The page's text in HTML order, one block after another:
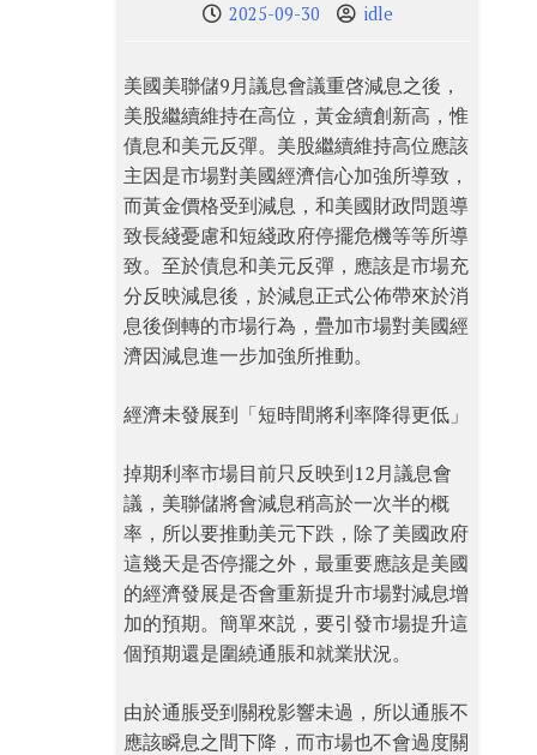
2025-09-30 idle
美國美聯儲9月議息會議重啓減息之後，
美股繼續維持在高位，黃金續創新高，惟
債息和美元反彈。美股繼續維持高位應該
主因是市場對美國經濟信心加強所導致，
而黃金價格受到減息，和美國財政問題導
致長綫憂慮和短綫政府停擺危機等等所導
致。至於債息和美元反彈，應該是市場充
分反映減息後，於減息正式公佈帶來於消
息後倒轉的市場行為，疊加市場對美國經
濟因減息進一步加強所推動。
經濟未發展到「短時間將利率降得更低」
掉期利率市場目前只反映到12月議息會
議，美聯儲將會減息稍高於一次半的概
率，所以要推動美元下跌，除了美國政府
這幾天是否停擺之外，最重要應該是美國
的經濟發展是否會重新提升市場對減息增
加的預期。簡單來説，要引發市場提升這
個預期還是圍繞通脹和就業狀況。
由於通脹受到關稅影響未過，所以通脹不
應該瞬息之間下降，而市場也不會過度關